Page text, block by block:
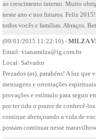
ao crescimento interno. Muito
neste ano e nos futuros. Feliz
todos vocês e famílias. Abraços.
(09/01/2015 11:22:10) - MILZA
Email: vianamilza@ig.com.br
Local: Salvador
Prezados (as), parabéns! A luz que
mensagens e orientações
provações e estímulo para seguir
por ter tido o prazer de conhecê-
continue abençoando a vida de
possam continuar nesse